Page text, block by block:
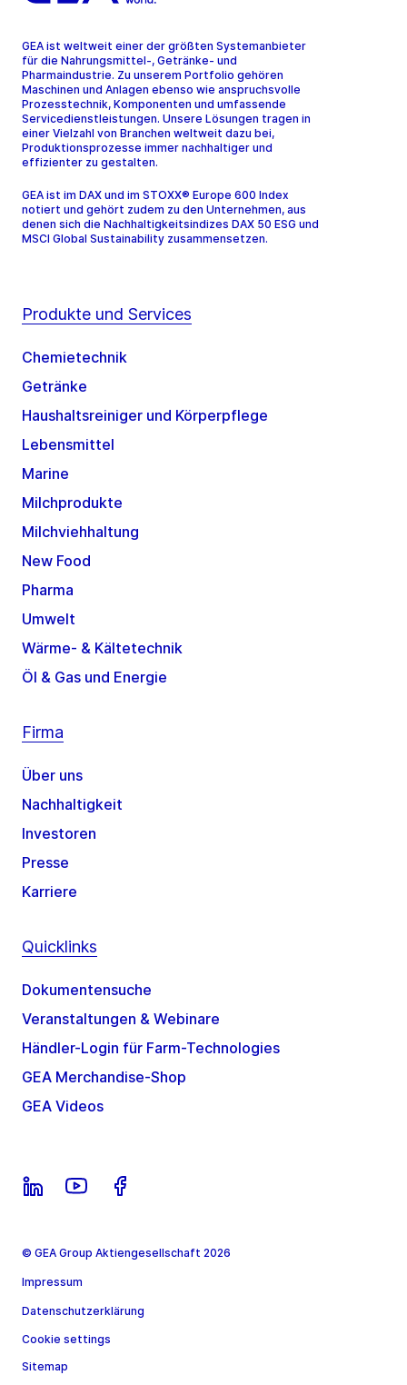
GEA ist weltweit einer der größten Systemanbieter
für die Nahrungsmittel-, Getränke- und
Pharmaindustrie. Zu unserem Portfolio gehören
Maschinen und Anlagen ebenso wie anspruchsvolle
Prozesstechnik, Komponenten und umfassende
Servicedienstleistungen. Unsere Lösungen tragen in
einer Vielzahl von Branchen weltweit dazu bei,
Produktionsprozesse immer nachhaltiger und
effizienter zu gestalten.
GEA ist im DAX und im STOXX® Europe 600 Index
notiert und gehört zudem zu den Unternehmen, aus
denen sich die Nachhaltigkeitsindizes DAX 50 ESG und
MSCI Global Sustainability zusammensetzen.
Produkte und Services
Chemietechnik
Getränke
Haushaltsreiniger und Körperpflege
Lebensmittel
Marine
Milchprodukte
Milchviehhaltung
New Food
Pharma
Umwelt
Wärme- & Kältetechnik
Öl & Gas und Energie
Firma
Über uns
Nachhaltigkeit
Investoren
Presse
Karriere
Quicklinks
Dokumentensuche
Veranstaltungen & Webinare
Händler-Login für Farm-Technologies
GEA Merchandise-Shop
GEA Videos
© GEA Group Aktiengesellschaft 2026
Impressum
Datenschutzerklärung
Cookie settings
Sitemap